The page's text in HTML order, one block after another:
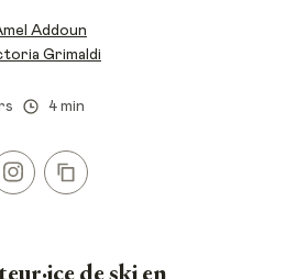
Addoun
Grimaldi
4 min
de ski en